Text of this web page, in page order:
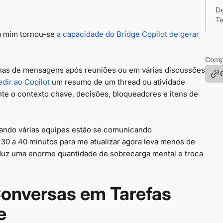
mim tornou-se a capacidade do Bridge Copilot de gerar
de mensagens após reuniões ou em várias discussões
ao Copilot um resumo de um thread ou atividade
o contexto chave, decisões, bloqueadores e itens de
várias equipes estão se comunicando
a 40 minutos para me atualizar agora leva menos de
uma enorme quantidade de sobrecarga mental e troca
em Tarefas